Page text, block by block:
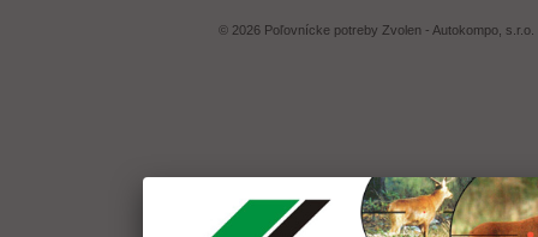
© 2026 Poľovnícke potreby Zvolen - Autokompo, s.r.o.